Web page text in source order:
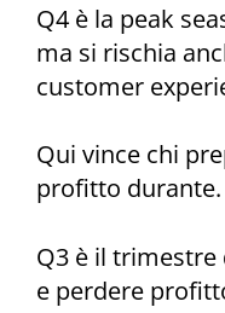
Q4 è la peak
ma si rischia
customer
Qui vince chi
profitto durante.
Q3 è il trimestre
e perdere